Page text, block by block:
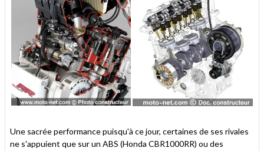
Une sacrée performance puisqu'à ce jour, certaines de ses rivales
ne s'appuient que sur un ABS (Honda CBR1000RR) ou des